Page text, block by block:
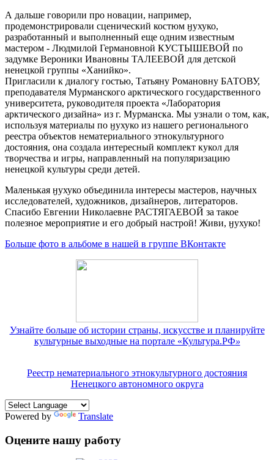
А дальше говорили про новации, например,
продемонстрировали сценический костюм ӈухуко,
разработанный и выполненный еще одним известным
мастером - Людмилой Германовной КУСТЫШЕВОЙ по
задумке Вероники Ивановны ТАЛЕЕВОЙ для детской
ненецкой группы «Ханийко».
Пригласили к диалогу гостью, Татьяну Романовну БАТОВУ,
преподавателя Мурманского арктического государственного
университета, руководителя проекта «Лаборатория
арктического дизайна» из г. Мурманска. Мы узнали о том, как,
используя материалы по ӈухуко из нашего регионального
реестра объектов нематериального этнокультурного
достояния, она создала интересный комплект кукол для
творчества и игры, направленный на популяризацию
ненецкой культуры среди детей.
Маленькая ӈухуко объединила интересы мастеров, научных
исследователей, художников, дизайнеров, литераторов.
Спасибо Евгении Николаевне РАСТЯГАЕВОЙ за такое
полезное мероприятие и его добрый настрой! Живи, ӈухуко!
Больше фото в альбоме в нашей в группе ВКонтакте
Узнайте больше об истории страны, искусстве и планируйте
культурные выходные на портале «Культура.РФ»
Реестр нематериального этнокультурного достояния
Ненецкого автономного округа
Powered by Translate
Оцените нашу работу